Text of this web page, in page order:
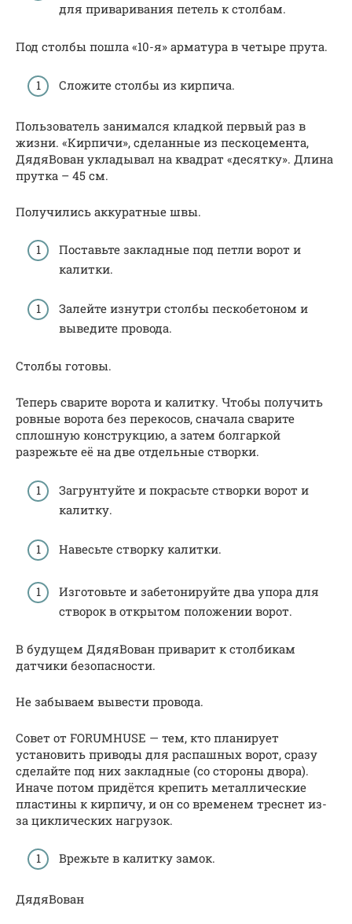
для приваривания петель к столбам.
Под столбы пошла «10-я» арматура в четыре прута.
Сложите столбы из кирпича.
Пользователь занимался кладкой первый раз в
жизни. «Кирпичи», сделанные из пескоцемента,
ДядяВован укладывал на квадрат «десятку». Длина
прутка – 45 см.
Получились аккуратные швы.
Поставьте закладные под петли ворот и
калитки.
Залейте изнутри столбы пескобетоном и
выведите провода.
Столбы готовы.
Теперь сварите ворота и калитку. Чтобы получить
ровные ворота без перекосов, сначала сварите
сплошную конструкцию, а затем болгаркой
разрежьте её на две отдельные створки.
Загрунтуйте и покрасьте створки ворот и
калитку.
Навесьте створку калитки.
Изготовьте и забетонируйте два упора для
створок в открытом положении ворот.
В будущем ДядяВован приварит к столбикам
датчики безопасности.
Не забываем вывести провода.
Совет от FORUMHUSE — тем, кто планирует
установить приводы для распашных ворот, сразу
сделайте под них закладные (со стороны двора).
Иначе потом придётся крепить металлические
пластины к кирпичу, и он со временем треснет из-
за циклических нагрузок.
Врежьте в калитку замок.
ДядяВован